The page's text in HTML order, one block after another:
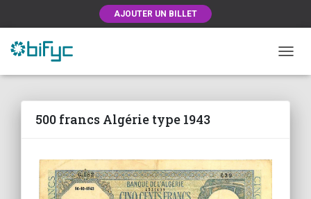
AJOUTER UN BILLET
500 francs Algérie type 1943